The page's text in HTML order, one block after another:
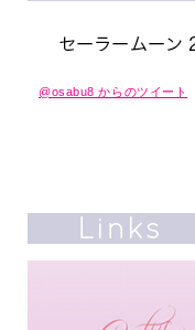
@osabu8 からのツイート